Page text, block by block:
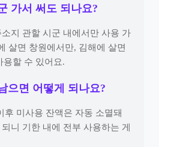
가서 써도 되나요?
지 관할 시군 내에서만 사용 가
살면 창원에서만, 김해에 살면
용할 수 있어요.
으면 어떻게 되나요?
후 미사용 잔액은 자동 소멸돼
니 기한 내에 전부 사용하는 게